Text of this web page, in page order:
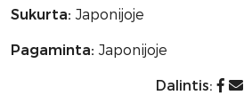
Sukurta: Japonijoje
Pagaminta: Japonijoje
Dalintis: